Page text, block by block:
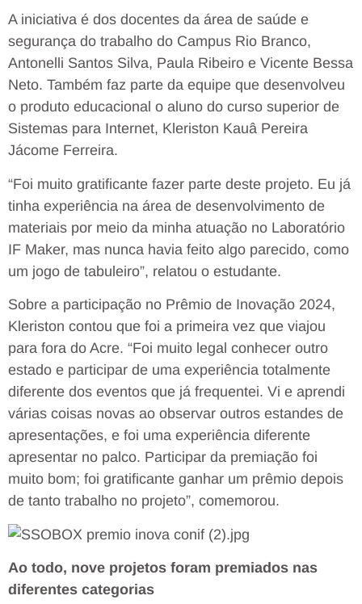
A iniciativa é dos docentes da área de saúde e
segurança do trabalho do Campus Rio Branco,
Antonelli Santos Silva, Paula Ribeiro e Vicente Bessa
Neto. Também faz parte da equipe que desenvolveu
o produto educacional o aluno do curso superior de
Sistemas para Internet, Kleriston Kauâ Pereira
Jácome Ferreira.
“Foi muito gratificante fazer parte deste projeto. Eu já
tinha experiência na área de desenvolvimento de
materiais por meio da minha atuação no Laboratório
IF Maker, mas nunca havia feito algo parecido, como
um jogo de tabuleiro”, relatou o estudante.
Sobre a participação no Prêmio de Inovação 2024,
Kleriston contou que foi a primeira vez que viajou
para fora do Acre. “Foi muito legal conhecer outro
estado e participar de uma experiência totalmente
diferente dos eventos que já frequentei. Vi e aprendi
várias coisas novas ao observar outros estandes de
apresentações, e foi uma experiência diferente
apresentar no palco. Participar da premiação foi
muito bom; foi gratificante ganhar um prêmio depois
de tanto trabalho no projeto”, comemorou.
Ao todo, nove projetos foram premiados nas
diferentes categorias